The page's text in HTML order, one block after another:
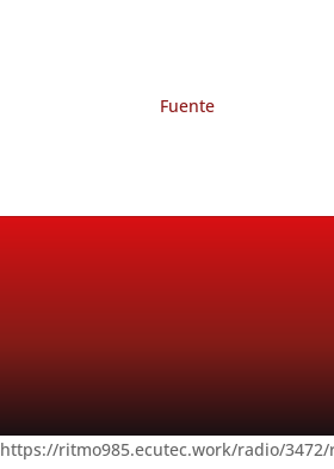
Fuente
https://ritmo985.ecutec.work/radio/